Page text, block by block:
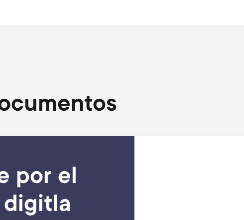
por el
digitla